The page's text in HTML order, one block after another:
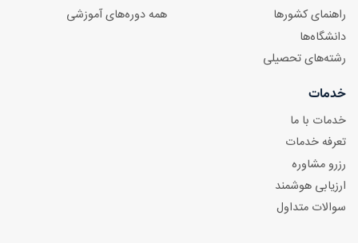
راهنمای کشورها
دانشگاه‌ها
رشته‌های تحصیلی
همه دوره‌های آموزشی
خدمات
خدمات با ما
تعرفه خدمات
رزرو مشاوره
ارزیابی هوشمند
سوالات متداول